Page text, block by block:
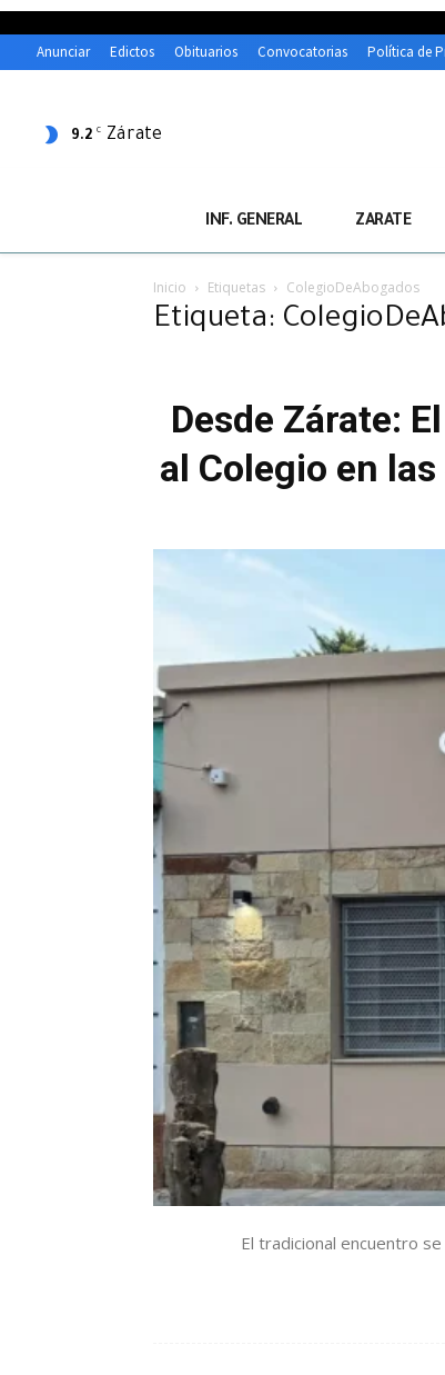
Anunciar Edictos Obituarios Convocatorias Política de
9.2 C Zárate
INF. GENERAL ZARATE
Inicio Etiquetas ColegioDeAbogados
Etiqueta:
Desde Zárate:
al Colegio en
El tradicional encuentro